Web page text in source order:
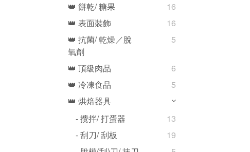
👑 餅乾/ 糖果
16
👑 表面裝飾
16
👑 抗菌/ 乾燥／脫
氧劑
5
👑 頂級肉品
6
👑 冷凍食品
5
👑 烘焙器具
- 攪拌/ 打蛋器
13
- 刮刀/ 刮板
19